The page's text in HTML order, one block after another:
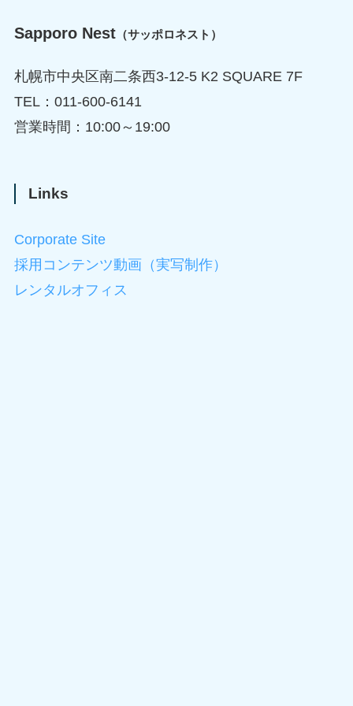
Sapporo Nest（サッポロネスト）
札幌市中央区南二条西3-12-5 K2 SQUARE 7F
TEL：011-600-6141
営業時間：10:00～19:00
Links
Corporate Site
採用コンテンツ動画（実写制作）
レンタルオフィス